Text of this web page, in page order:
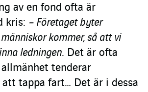
av en fond ofta är
kris: – Företaget byter
kommer, så att vi
ledningen. Det är ofta
tenderar
tappa fart… Det är i dessa